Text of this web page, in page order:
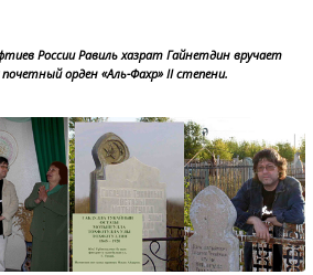
России Равиль хазрат Гайнетдин вручает
почетный орден «Аль-Фахр» II степени.